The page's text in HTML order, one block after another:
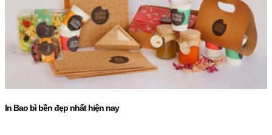
In Bao bì bền đẹp nhất hiện nay